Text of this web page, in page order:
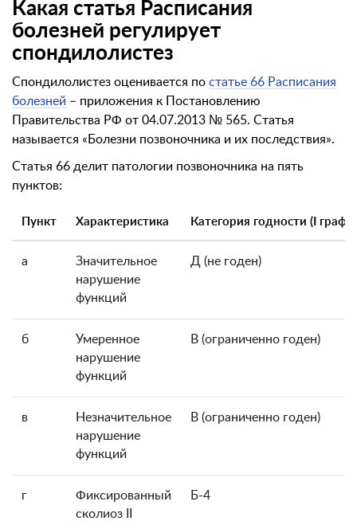
Какая статья Расписания
болезней регулирует
спондилолистез
Спондилолистез оценивается по статье 66 Расписания
болезней – приложения к Постановлению
Правительства РФ от 04.07.2013 № 565. Статья
называется «Болезни позвоночника и их последствия».
Статья 66 делит патологии позвоночника на пять
пунктов:
Пункт Характеристика Категория годности (I
а
Значительное
нарушение
функций
Д (не годен)
б
Умеренное
нарушение
функций
В (ограниченно годен)
в
Незначительное
нарушение
функций
В (ограниченно годен)
г
Фиксированный
сколиоз II
Б-4